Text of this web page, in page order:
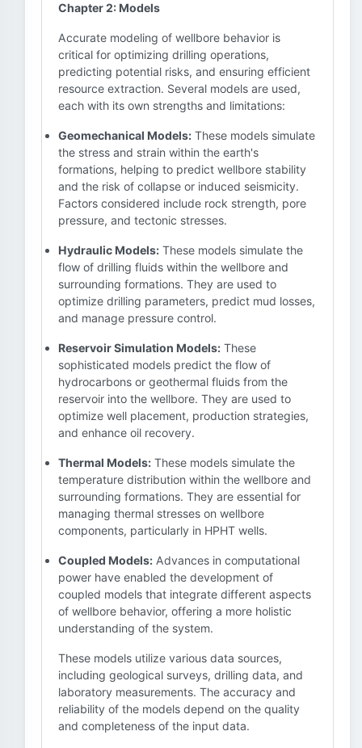
Chapter 2: Models
Accurate modeling of wellbore behavior is
critical for optimizing drilling operations,
predicting potential risks, and ensuring efficient
resource extraction. Several models are used,
each with its own strengths and limitations:
Geomechanical Models: These models simulate
the stress and strain within the earth's
formations, helping to predict wellbore stability
and the risk of collapse or induced seismicity.
Factors considered include rock strength, pore
pressure, and tectonic stresses.
Hydraulic Models: These models simulate the
flow of drilling fluids within the wellbore and
surrounding formations. They are used to
optimize drilling parameters, predict mud losses,
and manage pressure control.
Reservoir Simulation Models: These
sophisticated models predict the flow of
hydrocarbons or geothermal fluids from the
reservoir into the wellbore. They are used to
optimize well placement, production strategies,
and enhance oil recovery.
Thermal Models: These models simulate the
temperature distribution within the wellbore and
surrounding formations. They are essential for
managing thermal stresses on wellbore
components, particularly in HPHT wells.
Coupled Models: Advances in computational
power have enabled the development of
coupled models that integrate different aspects
of wellbore behavior, offering a more holistic
understanding of the system.
These models utilize various data sources,
including geological surveys, drilling data, and
laboratory measurements. The accuracy and
reliability of the models depend on the quality
and completeness of the input data.